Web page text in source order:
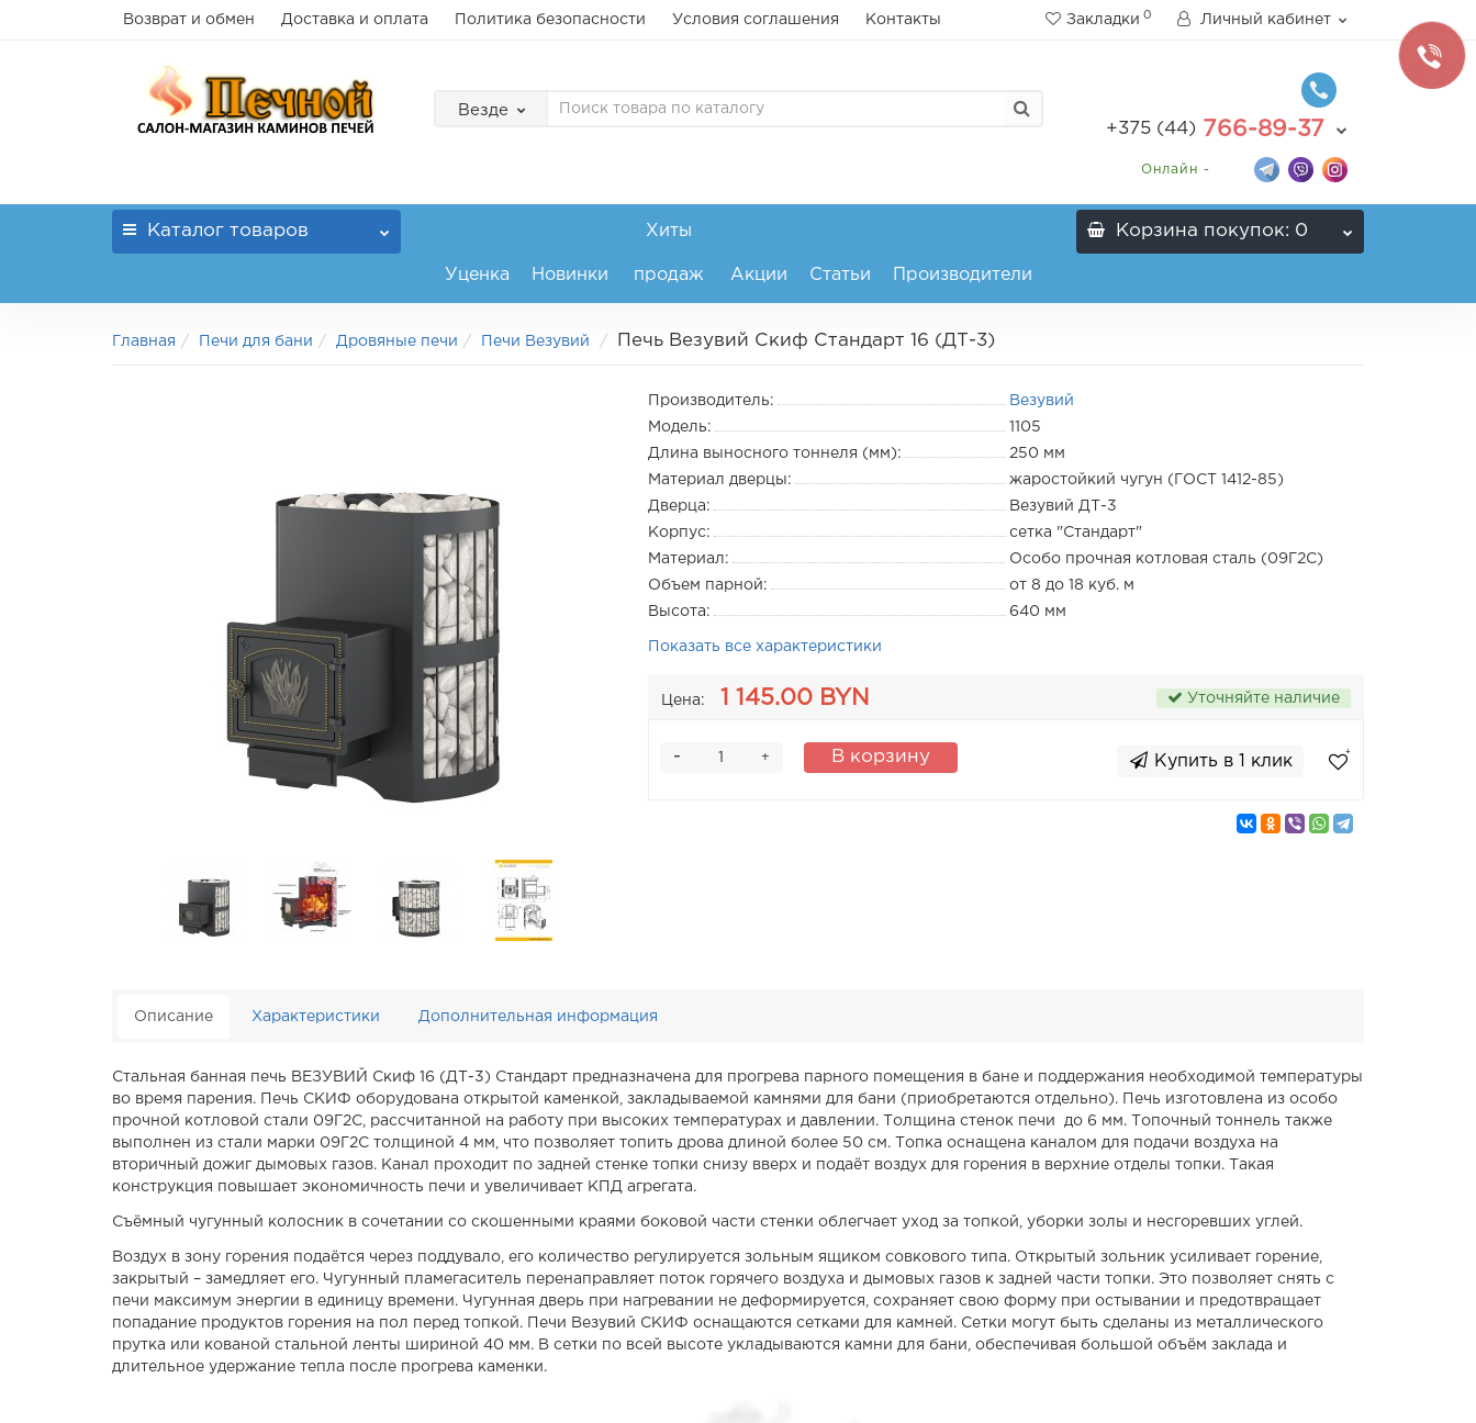
Возврат и обмен Доставка и оплата Политика безопасности Условия соглашения Контакты Закладки 0 Личный кабинет
Везде
+375 (44) 766-89-37
Онлайн -
Каталог товаров
Уценка Новинки
Хиты
продаж Акции Статьи Производители
Корзина покупок: 0
Главная Печи для бани Дровяные печи Печи Везувий Печь Везувий Скиф Стандарт 16 (ДТ-3)
Производитель:
Везувий
Модель:
1105
Длина выносного тоннеля (мм):
250 мм
Материал дверцы:
жаростойкий чугун (ГОСТ 1412-85)
Дверца:
Везувий ДТ-3
Корпус:
cетка "Стандарт"
Материал:
Особо прочная котловая сталь (09Г2С)
Объем парной:
от 8 до 18 куб. м
Высота:
640 мм
Показать все характеристики
Цена: 1 145.00 BYN Уточняйте наличие
+
- В корзину Купить в 1 клик
Описание Характеристики Дополнительная информация
Стальная банная печь ВЕЗУВИЙ Скиф 16 (ДТ-3) Стандарт предназначена для прогрева парного помещения в бане и поддержания необходимой температуры
во время парения. Печь СКИФ оборудована открытой каменкой, закладываемой камнями для бани (приобретаются отдельно). Печь изготовлена из особо
прочной котловой стали 09Г2С, рассчитанной на работу при высоких температурах и давлении. Толщина стенок печи до 6 мм. Топочный тоннель также
выполнен из стали марки 09Г2С толщиной 4 мм, что позволяет топить дрова длиной более 50 см. Топка оснащена каналом для подачи воздуха на
вторичный дожиг дымовых газов. Канал проходит по задней стенке топки снизу вверх и подаёт воздух для горения в верхние отделы топки. Такая
конструкция повышает экономичность печи и увеличивает КПД агрегата.
Съёмный чугунный колосник в сочетании со скошенными краями боковой части стенки облегчает уход за топкой, уборки золы и несгоревших углей.
Воздух в зону горения подаётся через поддувало, его количество регулируется зольным ящиком совкового типа. Открытый зольник усиливает горение,
закрытый – замедляет его. Чугунный пламегаситель перенаправляет поток горячего воздуха и дымовых газов к задней части топки. Это позволяет снять с
печи максимум энергии в единицу времени. Чугунная дверь при нагревании не деформируется, сохраняет свою форму при остывании и предотвращает
попадание продуктов горения на пол перед топкой. Печи Везувий СКИФ оснащаются сетками для камней. Сетки могут быть сделаны из металлического
прутка или кованой стальной ленты шириной 40 мм. В сетки по всей высоте укладываются камни для бани, обеспечивая большой объём заклада и
длительное удержание тепла после прогрева каменки.